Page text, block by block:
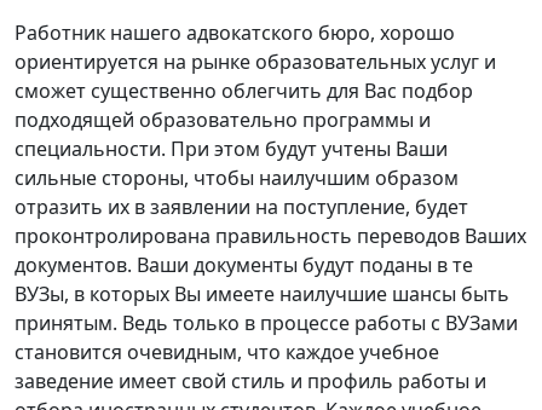
Работник нашего адвокатского бюро, хорошо
ориентируется на рынке образовательных услуг и
сможет существенно облегчить для Вас подбор
подходящей образовательно программы и
специальности. При этом будут учтены Ваши
сильные стороны, чтобы наилучшим образом
отразить их в заявлении на поступление, будет
проконтролирована правильность переводов Ваших
документов. Ваши документы будут поданы в те
ВУЗы, в которых Вы имеете наилучшие шансы быть
принятым. Ведь только в процессе работы с ВУЗами
становится очевидным, что каждое учебное
заведение имеет свой стиль и профиль работы и